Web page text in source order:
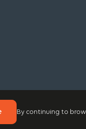
By continuing to